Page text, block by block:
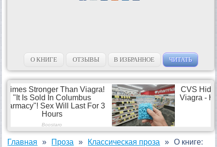
О КНИГЕ ОТЗЫВЫ В ИЗБРАННОЕ ЧИТАТЬ
Главная Проза Классическая проза
О книге: